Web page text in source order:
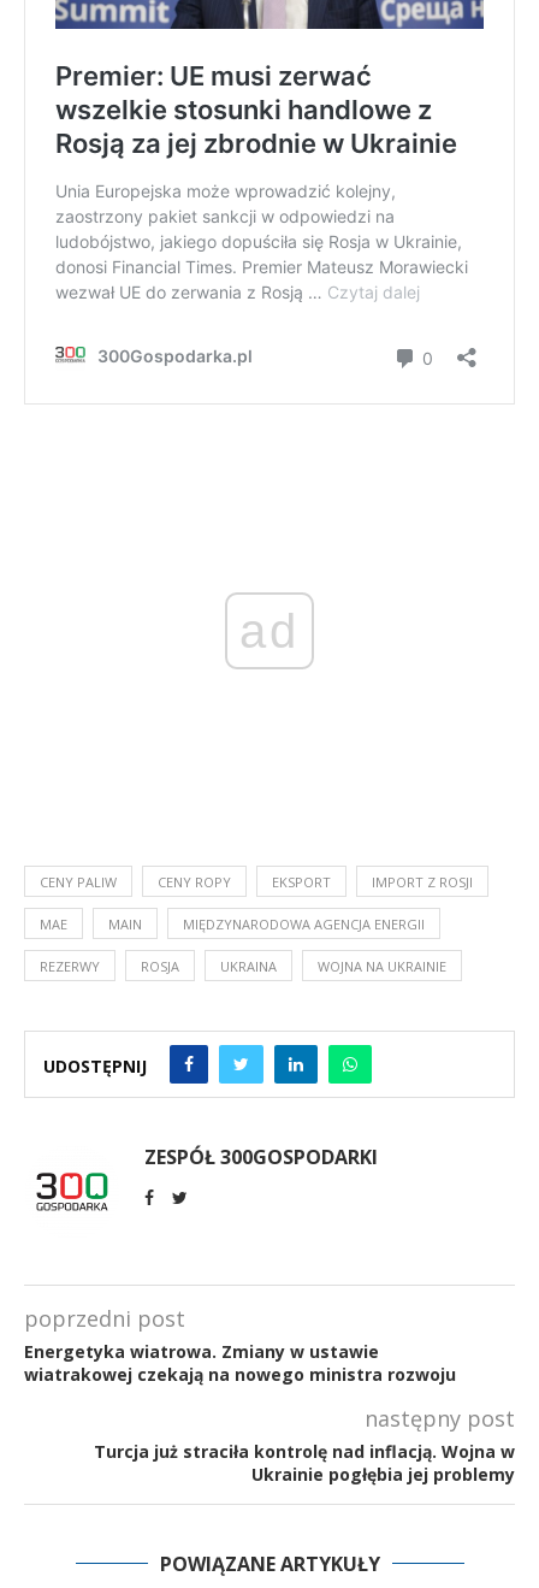
ad
CENY PALIW CENY ROPY EKSPORT IMPORT Z ROSJI
MAE MAIN MIĘDZYNARODOWA AGENCJA ENERGII
REZERWY ROSJA UKRAINA WOJNA NA UKRAINIE
UDOSTĘPNIJ
ZESPÓŁ 300GOSPODARKI
poprzedni post
Energetyka wiatrowa. Zmiany w ustawie
wiatrakowej czekają na nowego ministra rozwoju
następny post
Turcja już straciła kontrolę nad inflacją. Wojna w
Ukrainie pogłębia jej problemy
POWIĄZANE ARTYKUŁY